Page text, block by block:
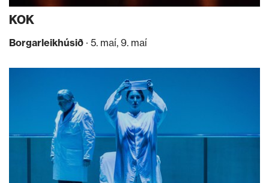
KOK
Borgarleikhúsið · 5. maí, 9. maí